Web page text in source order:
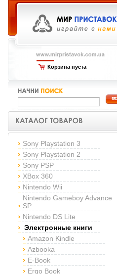
Корзина пуста
Sony Playstation 3
Sony Playstation 2
Sony PSP
XBox 360
Nintendo Wii
Nintendo Gameboy Advance
SP
Nintendo DS Lite
Электронные книги
Amazon Kindle
Azbooka
E-Book
Ergo Book